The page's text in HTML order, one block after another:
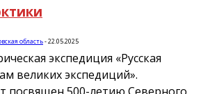
область-22.05.2025
экспедиция «Русская
великих экспедиций».